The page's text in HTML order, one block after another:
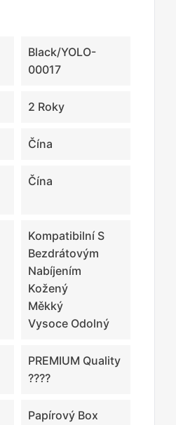
Black/YOLO-
00017
2 Roky
Čína
Čína
Kompatibilní S
Bezdrátovým
Nabíjením
Kožený
Měkký
Vysoce Odolný
PREMIUM Quality
????
Papírový Box